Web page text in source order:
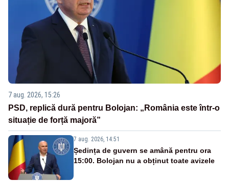
7 aug. 2026, 15:26
PSD, replică dură pentru Bolojan: „România este într-o
situație de forță majoră”
7 aug. 2026, 14:51
Ședința de guvern se amână pentru ora
15:00. Bolojan nu a obținut toate avizele